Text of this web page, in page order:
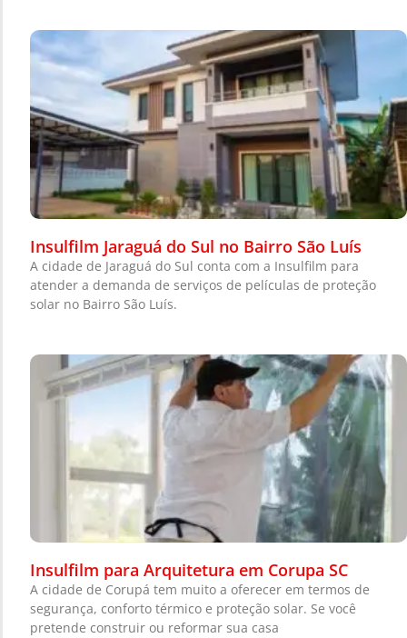
Insulfilm Jaraguá do Sul no Bairro São Luís
A cidade de Jaraguá do Sul conta com a Insulfilm para
atender a demanda de serviços de películas de proteção
solar no Bairro São Luís.
Insulfilm para Arquitetura em Corupa SC
A cidade de Corupá tem muito a oferecer em termos de
segurança, conforto térmico e proteção solar. Se você
pretende construir ou reformar sua casa